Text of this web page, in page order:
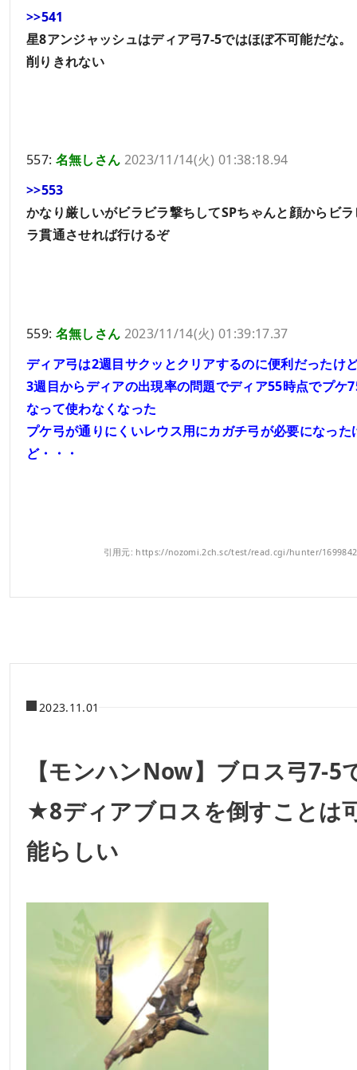
>>541
星8アンジャッシュはディア弓7-5ではほぼ不可能だな。
削りきれない
557: 名無しさん 2023/11/14(火) 01:38:18.94
>>553
かなり厳しいがビラビラ撃ちしてSPちゃんと顔からビ
ラ貫通させれば行けるぞ
559: 名無しさん 2023/11/14(火) 01:39:17.37
ディア弓は2週目サクッとクリアするのに便利だったけ
3週目からディアの出現率の問題でディア55時点でプケ
なって使わなくなった
プケ弓が通りにくいレウス用にカガチ弓が必要になった
ど・・・
引用元: https://nozomi.2ch.sc/test/read.cgi/hunter/
2023.11.01
【モンハンNow】ブロス弓7-5
★8ディアブロスを倒すことは
能らしい